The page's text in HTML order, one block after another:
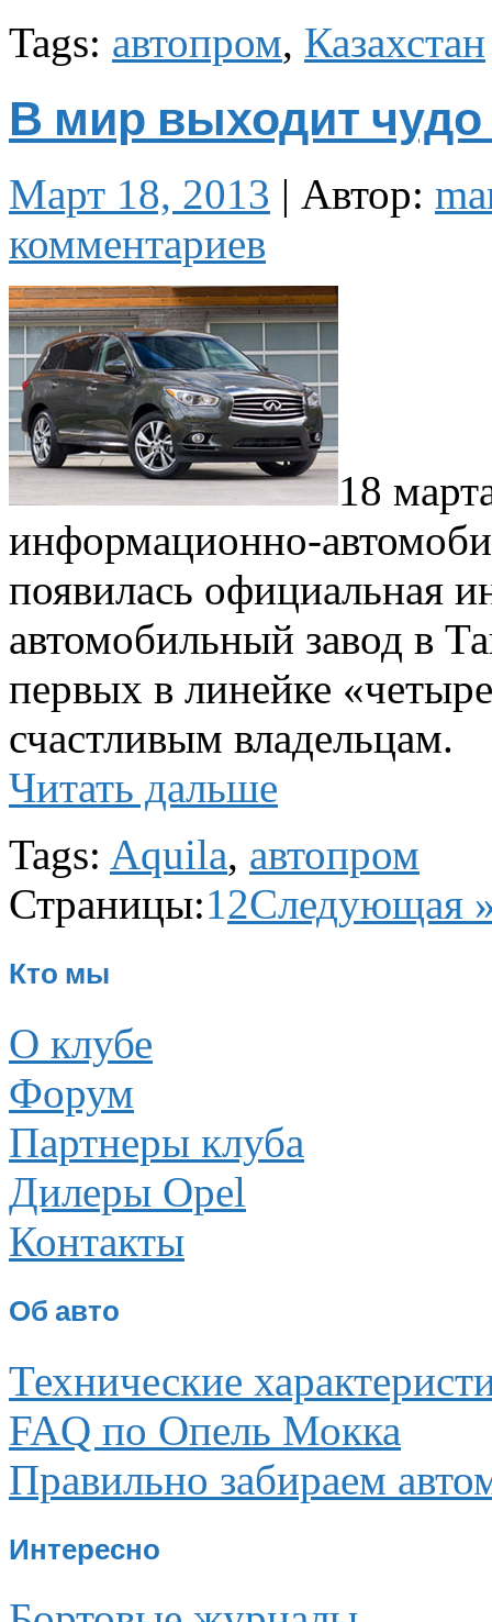
Tags: автопром, Казахстан
В мир выходит чудо
Март 18, 2013 | Автор:
комментариев
18
информационно-
появилась официальная
автомобильный завод в
первых в линейке
счастливым владельцам.
Читать дальше
Tags: Aquila, автопром
Страницы:12Следующая
Кто мы
О клубе
Форум
Партнеры клуба
Дилеры Opel
Контакты
Об авто
Технические
FAQ по Опель Мокка
Правильно забираем
Интересно